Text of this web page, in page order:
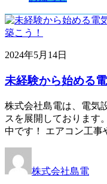
2024年5月14日
未経験から始める
株式会社島電は、電気
スを展開しております
中です！ エアコン工
株式会社島電